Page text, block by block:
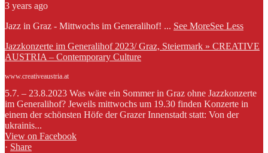
3 years ago
Jazz in Graz - Mittwochs im Generalihof! ... See MoreSee Less
Jazzkonzerte im Generalihof 2023/ Graz, Steiermark » CREATIVE
AUSTRIA – Contemporary Culture
www.creativeaustria.at
5.7. – 23.8.2023 Was wäre ein Sommer in Graz ohne Jazzkonzerte
im Generalihof? Jeweils mittwochs um 19.30 finden Konzerte in
einem der schönsten Höfe der Grazer Innenstadt statt: Von der
ukrainis...
View on Facebook
· Share